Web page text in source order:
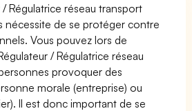
Régulatrice réseau transport
nécessite de se protéger contre
Vous pouvez lors de
/ Régulatrice réseau
provoquer des
morale (entreprise) ou
Il est donc important de se